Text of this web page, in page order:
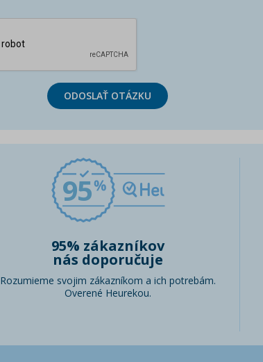
ODOSLAŤ OTÁZKU
95
95% zákazníkov
nás doporučuje
Rozumieme svojim zákazníkom a ich potrebám.
Overené Heurekou.